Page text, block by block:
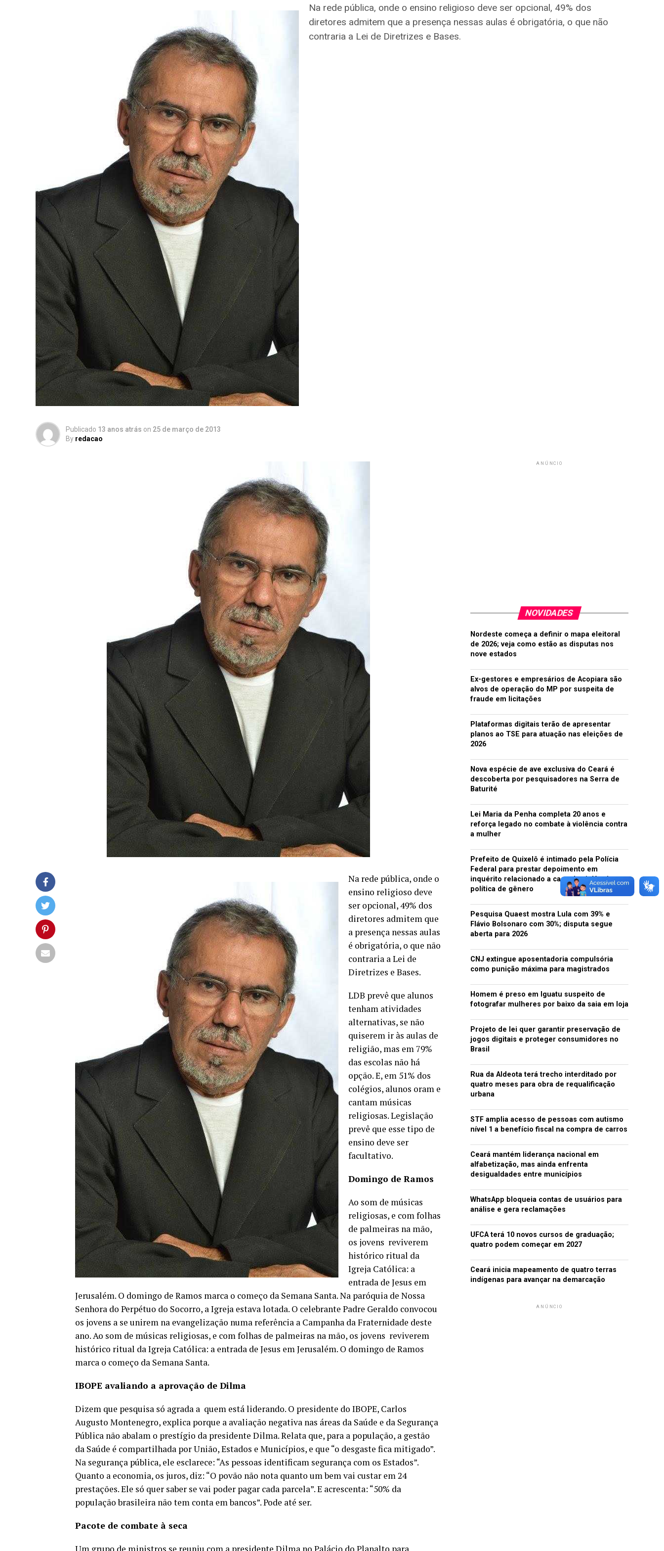
Na rede pública, onde o ensino religioso deve ser opcional, 49% dos
diretores admitem que a presença nessas aulas é obrigatória, o que não
contraria a Lei de Diretrizes e Bases.
Publicado 13 anos atrás on 25 de março de 2013
By redacao
Na rede pública, onde o
ensino religioso deve
ser opcional, 49% dos
diretores admitem que
a presença nessas aulas
é obrigatória, o que não
contraria a Lei de
Diretrizes e Bases.
LDB prevê que alunos
tenham atividades
alternativas, se não
quiserem ir às aulas de
religião, mas em 79%
das escolas não há
opção. E, em 51% dos
colégios, alunos oram e
cantam músicas
religiosas. Legislação
prevê que esse tipo de
ensino deve ser
facultativo.
Domingo de Ramos
Ao som de músicas
religiosas, e com folhas
de palmeiras na mão,
os jovens reviverem
histórico ritual da
Igreja Católica: a
entrada de Jesus em
Jerusalém. O domingo de Ramos marca o começo da Semana Santa. Na paróquia de Nossa
Senhora do Perpétuo do Socorro, a Igreja estava lotada. O celebrante Padre Geraldo convocou
os jovens a se unirem na evangelização numa referência a Campanha da Fraternidade deste
ano. Ao som de músicas religiosas, e com folhas de palmeiras na mão, os jovens reviverem
histórico ritual da Igreja Católica: a entrada de Jesus em Jerusalém. O domingo de Ramos
marca o começo da Semana Santa.
IBOPE avaliando a aprovação de Dilma
Dizem que pesquisa só agrada a quem está liderando. O presidente do IBOPE, Carlos
Augusto Montenegro, explica porque a avaliação negativa nas áreas da Saúde e da Segurança
Pública não abalam o prestígio da presidente Dilma. Relata que, para a população, a gestão
da Saúde é compartilhada por União, Estados e Municípios, e que “o desgaste fica mitigado”.
Na segurança pública, ele esclarece: “As pessoas identificam segurança com os Estados”.
Quanto a economia, os juros, diz: “O povão não nota quanto um bem vai custar em 24
prestações. Ele só quer saber se vai poder pagar cada parcela”. E acrescenta: “50% da
população brasileira não tem conta em bancos”. Pode até ser.
Pacote de combate à seca
ANÚNCIO
NOVIDADES
Nordeste começa a definir o mapa eleitoral
de 2026; veja como estão as disputas nos
nove estados
Ex-gestores e empresários de Acopiara são
alvos de operação do MP por suspeita de
fraude em licitações
Plataformas digitais terão de apresentar
planos ao TSE para atuação nas eleições de
2026
Nova espécie de ave exclusiva do Ceará é
descoberta por pesquisadores na Serra de
Baturité
Lei Maria da Penha completa 20 anos e
reforça legado no combate à violência contra
a mulher
Prefeito de Quixelô é intimado pela Polícia
Federal para prestar depoimento em
inquérito relacionado a caso de violência
política de gênero
Pesquisa Quaest mostra Lula com 39% e
Flávio Bolsonaro com 30%; disputa segue
aberta para 2026
CNJ extingue aposentadoria compulsória
como punição máxima para magistrados
Homem é preso em Iguatu suspeito de
fotografar mulheres por baixo da saia em loja
Projeto de lei quer garantir preservação de
jogos digitais e proteger consumidores no
Brasil
Rua da Aldeota terá trecho interditado por
quatro meses para obra de requalificação
urbana
STF amplia acesso de pessoas com autismo
nível 1 a benefício fiscal na compra de carros
Ceará mantém liderança nacional em
alfabetização, mas ainda enfrenta
desigualdades entre municípios
WhatsApp bloqueia contas de usuários para
análise e gera reclamações
UFCA terá 10 novos cursos de graduação;
quatro podem começar em 2027
Ceará inicia mapeamento de quatro terras
indígenas para avançar na demarcação
ANÚNCIO